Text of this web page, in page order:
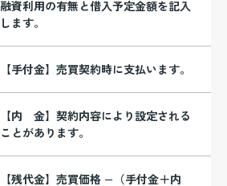
融資利用の有無と借入予定金額を記入
します。
【手付金】売買契約時に支払います。
【内 金】契約内容により設定される
ことがあります。
【残代金】売買価格 −（手付金＋内